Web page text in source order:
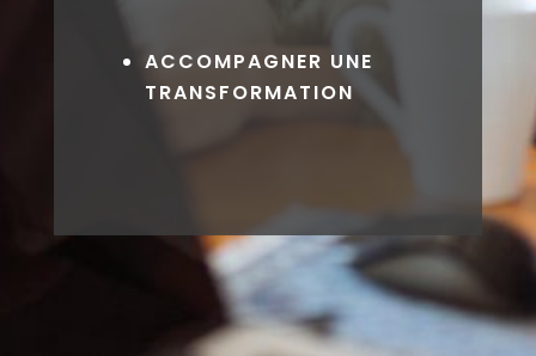
ACCOMPAGNER UNE
TRANSFORMATION